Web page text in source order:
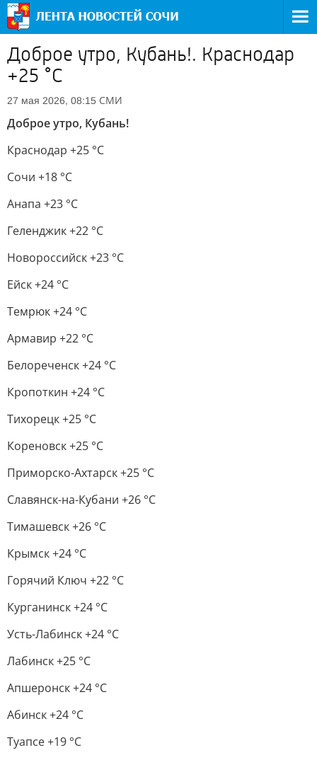
Доброе утро, Кубань!. Краснодар
+25 °С
27 мая 2026, 08:15 СМИ
Доброе утро, Кубань!
Краснодар +25 °С
Сочи +18 °С
Анапа +23 °С
Геленджик +22 °С
Новороссийск +23 °С
Ейск +24 °С
Темрюк +24 °С
Армавир +22 °С
Белореченск +24 °С
Кропоткин +24 °С
Тихорецк +25 °С
Кореновск +25 °С
Приморско-Ахтарск +25 °С
Славянск-на-Кубани +26 °С
Тимашевск +26 °С
Крымск +24 °С
Горячий Ключ +22 °С
Курганинск +24 °С
Усть-Лабинск +24 °С
Лабинск +25 °С
Апшеронск +24 °С
Абинск +24 °С
Туапсе +19 °С